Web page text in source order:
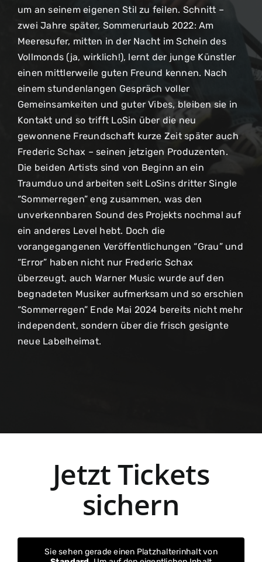
um an seinem eigenen Stil zu feilen. Schnitt –
zwei Jahre später, Sommerurlaub 2022: Am
Meeresufer, mitten in der Nacht im Schein des
Vollmonds (ja, wirklich!), lernt der junge Künstler
einen mittlerweile guten Freund kennen. Nach
einem stundenlangen Gespräch voller
Gemeinsamkeiten und guter Vibes, bleiben sie in
Kontakt und so trifft LoSin über die neu
gewonnene Freundschaft kurze Zeit später auch
Frederic Schax – seinen jetzigen Produzenten.
Die beiden Artists sind von Beginn an ein
Traumduo und arbeiten seit LoSins dritter Single
“Sommerregen” eng zusammen, was den
unverkennbaren Sound des Projekts nochmal auf
ein anderes Level hebt. Doch die
vorangegangenen Veröffentlichungen “Grau” und
“Error” haben nicht nur Frederic Schax
überzeugt, auch Warner Music wurde auf den
begnadeten Musiker aufmerksam und so erschien
“Sommerregen” Ende Mai 2024 bereits nicht mehr
independent, sondern über die frisch gesignte
neue Labelheimat.
Jetzt Tickets
sichern
Sie sehen gerade einen Platzhalterinhalt von